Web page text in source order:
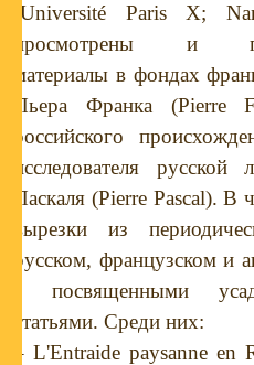
UniversitéParis X;
просмотрены и
материалы в фондах
Пьера Франка (Pierre
российского
исследователя русской
Паскаля (Pierre Pascal). В
вырезки из
русском, французском и
с посвященными
статьями. Среди них:
– L'Entraide paysanne en